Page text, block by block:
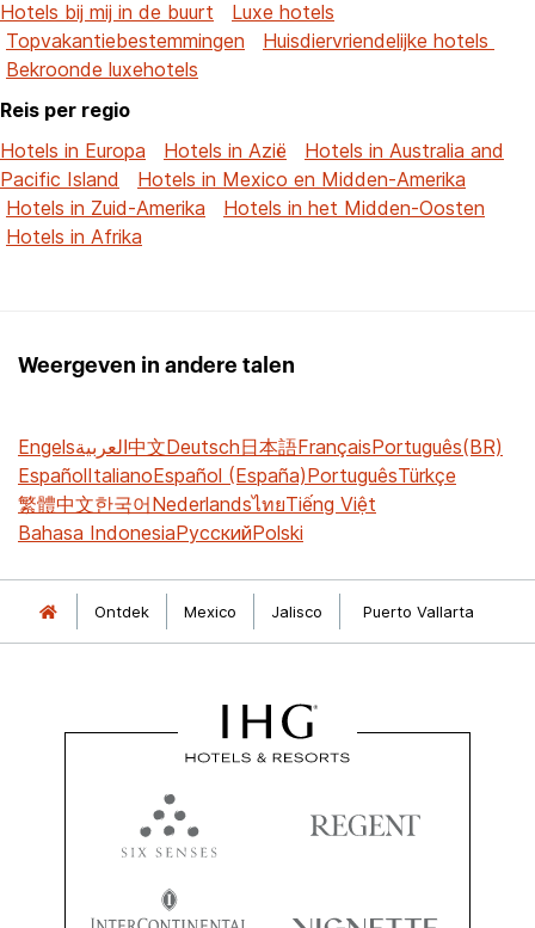
Hotels bij mij in de buurt
Luxe hotels
Topvakantiebestemmingen
Huisdiervriendelijke hotels
Bekroonde luxehotels
Reis per regio
Hotels in Europa
Hotels in Azië
Hotels in Australia and
Pacific Island
Hotels in Mexico en Midden-Amerika
Hotels in Zuid-Amerika
Hotels in het Midden-Oosten
Hotels in Afrika
Weergeven in andere talen
Engelsالعربية中文Deutsch日本語FrançaisPortuguês(BR)
EspañolItalianoEspañol (España)PortuguêsTürkçe
繁體中文한국어NederlandsไทยTiếng Việt
Bahasa IndonesiaРусскийPolski
Ontdek Mexico Jalisco Puerto Vallarta